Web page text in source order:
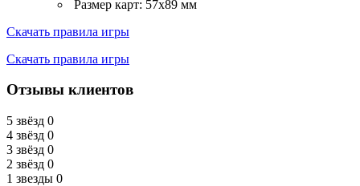
Размер карт: 57х89 мм
Скачать правила игры
Скачать правила игры
Отзывы клиентов
5 звёзд 0
4 звёзд 0
3 звёзд 0
2 звёзд 0
1 звезды 0